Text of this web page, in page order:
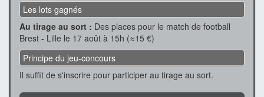
Les lots gagnés
Au tirage au sort : Des places pour le match de football
Brest - Lille le 17 août à 15h (≈15 €)
Principe du jeu-concours
Il suffit de s'inscrire pour participer au tirage au sort.